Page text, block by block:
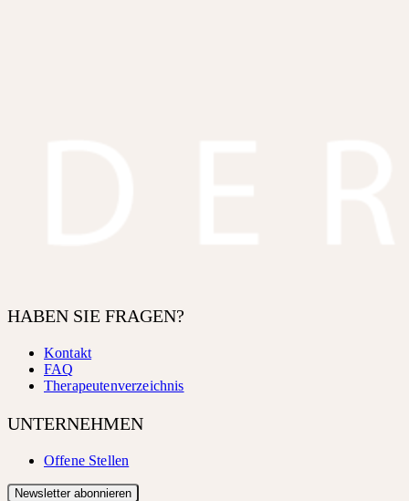
HABEN SIE FRAGEN?
Kontakt
FAQ
Therapeutenverzeichnis
UNTERNEHMEN
Offene Stellen
Newsletter abonnieren